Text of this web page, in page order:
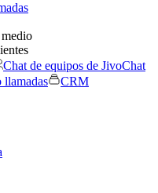
Chat de equipos de JivoChat
llamadas
CRM